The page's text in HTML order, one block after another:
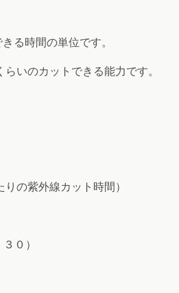
る時間の単位です。
いのカットできる能力です。
りの紫外線カット時間）
０）